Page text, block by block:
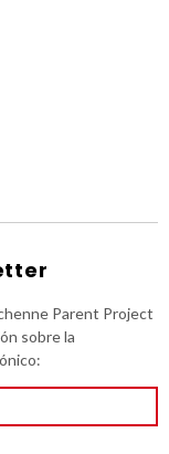
Parent Project
sobre la